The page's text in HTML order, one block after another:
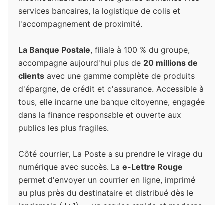
services bancaires, la logistique de colis et
l'accompagnement de proximité.
La Banque Postale, filiale à 100 % du groupe,
accompagne aujourd'hui plus de 20 millions de
clients avec une gamme complète de produits
d'épargne, de crédit et d'assurance. Accessible à
tous, elle incarne une banque citoyenne, engagée
dans la finance responsable et ouverte aux
publics les plus fragiles.
Côté courrier, La Poste a su prendre le virage du
numérique avec succès. La e-Lettre Rouge
permet d'envoyer un courrier en ligne, imprimé
au plus près du destinataire et distribué dès le